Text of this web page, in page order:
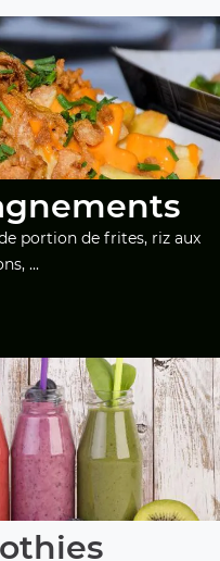
portion de frites, riz aux
...